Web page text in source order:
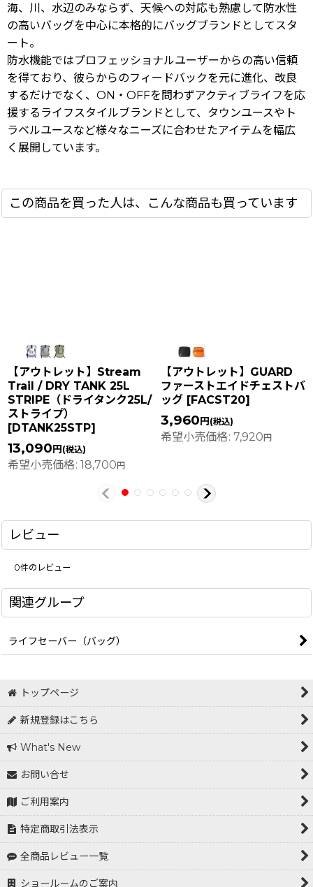
海、川、水辺のみならず、天候への対応も熟慮して防水性
の高いバッグを中心に本格的にバッグブランドとしてスタ
ート。
防水機能ではプロフェッショナルユーザーからの高い信頼
を得ており、彼らからのフィードバックを元に進化、改良
するだけでなく、ON・OFFを問わずアクティブライフを応
援するライフスタイルブランドとして、タウンユースやト
ラベルユースなど様々なニーズに合わせたアイテムを幅広
く展開しています。
この商品を買った人は、こんな商品も買っています
【アウトレット】Stream
Trail / DRY TANK 25L
STRIPE（ドライタンク25L/
ストライプ）
[DTANK25STP]
13,090円(税込)
希望小売価格: 18,700 円
【アウトレット】GUARD
ファーストエイドチェストバ
ッグ [FACST20]
3,960円(税込)
希望小売価格: 7,920 円
レビュー
0件のレビュー
関連グループ
ライフセーバー（バッグ）
トップページ
新規登録はこちら
What's New
お問い合せ
ご利用案内
特定商取引法表示
全商品レビュー一覧
ショールームのご案内